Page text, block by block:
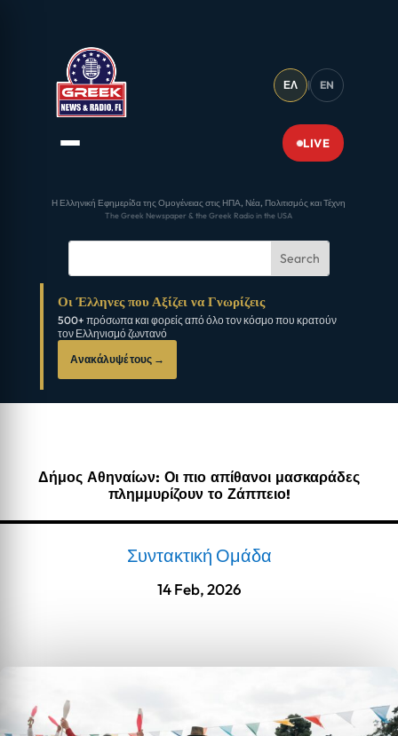
ΕΛ | EN
LIVE
Η Ελληνική Εφημερίδα της Ομογένειας στις ΗΠΑ, Νέα, Πολιτισμός και Τέχνη
The Greek Newspaper & the Greek Radio in the USA
Οι Έλληνες που Αξίζει να Γνωρίζεις
500+ πρόσωπα και φορείς από όλο τον κόσμο που κρατούν
τον Ελληνισμό ζωντανό
Ανακάλυψέ τους →
Δήμος Αθηναίων: Οι πιο απίθανοι μασκαράδες
πλημμυρίζουν το Ζάππειο!
Συντακτική Ομάδα
14 Feb, 2026